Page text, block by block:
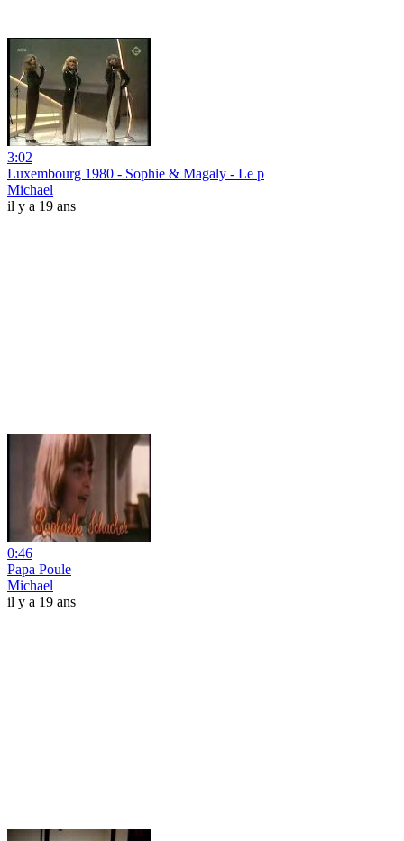
3:02
Luxembourg 1980 - Sophie & Magaly - Le p
Michael
il y a 19 ans
0:46
Papa Poule
Michael
il y a 19 ans